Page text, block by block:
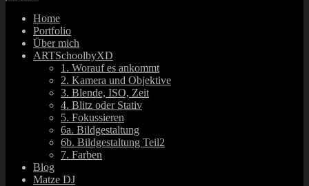
Home
Portfolio
Über mich
ARTSchoolbyXD
1. Worauf es ankommt
2. Kamera und Objektive
3. Blende, ISO, Zeit
4. Blitz oder Stativ
5. Fokussieren
6a. Bildgestaltung
6b. Bildgestaltung Teil2
7. Farben
Blog
Matze DJ